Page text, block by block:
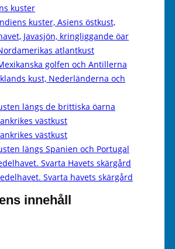
kuster
kuster, Asiens östkust,
Javasjön, kringliggande öar
atlantkust
golfen och Antillerna
kust, Nederländerna och
längs de brittiska öarna
västkust
västkust
längs Spanien och Portugal
Svarta Havets skärgård
Svarta havets skärgård
innehåll